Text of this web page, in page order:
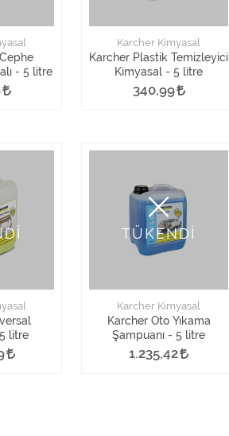
- 5 litre
Karcher Kimyasal
Karcher Plastik Temizleyici
Kimyasal - 5 litre
340,99
litre
TÜKENDİ
Karcher Kimyasal
Karcher Oto Yıkama
Şampuanı - 5 litre
1.235,42